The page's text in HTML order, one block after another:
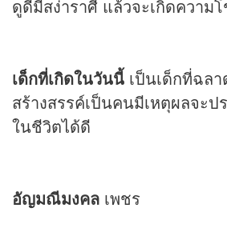
ดูดีมีสง่าราศี แล้วจะเกิดความ
เด็กที่เกิดในวันนี้ เป็นเด็กที่ฉล
สร้างสรรค์เป็นคนมีเหตุผลจะป
ในชีวิตได้ดี
อัญมณีมงคล เพชร